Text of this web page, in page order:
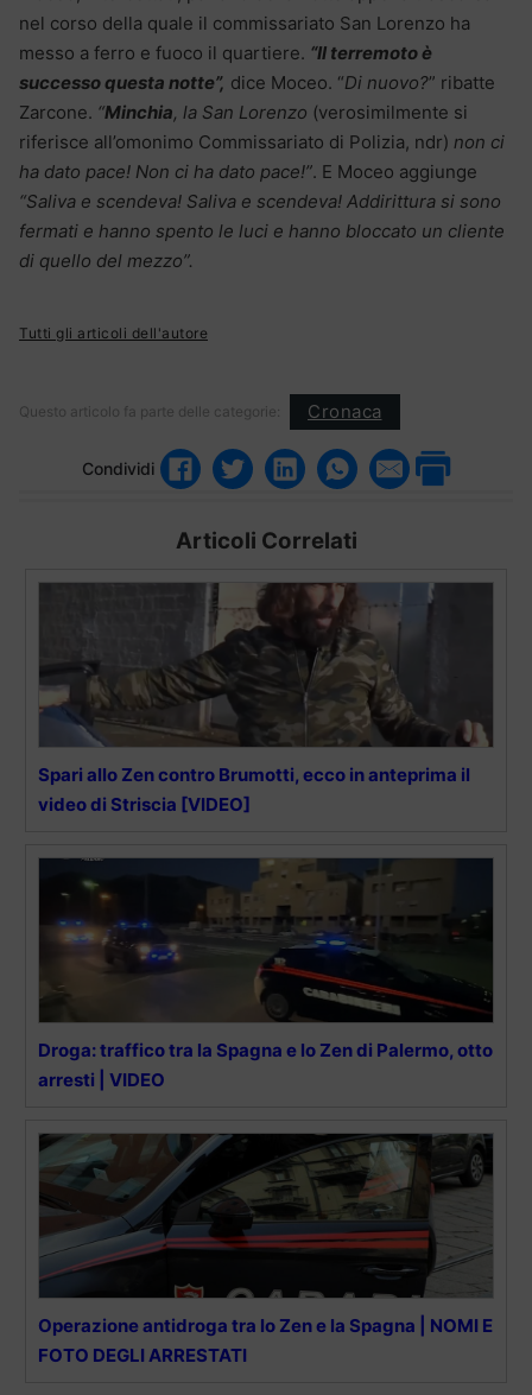
nel corso della quale il commissariato San Lorenzo ha
messo a ferro e fuoco il quartiere. “Il terremoto è
successo questa notte”, dice Moceo. “Di nuovo?” ribatte
Zarcone. “Minchia, la San Lorenzo (verosimilmente si
riferisce all’omonimo Commissariato di Polizia, ndr) non ci
ha dato pace! Non ci ha dato pace!”. E Moceo aggiunge
“Saliva e scendeva! Saliva e scendeva! Addirittura si sono
fermati e hanno spento le luci e hanno bloccato un cliente
di quello del mezzo”.
Tutti gli articoli dell'autore
Questo articolo fa parte delle categorie: Cronaca
Condividi
Articoli Correlati
Spari allo Zen contro Brumotti, ecco in anteprima il
video di Striscia [VIDEO]
Droga: traffico tra la Spagna e lo Zen di Palermo, otto
arresti | VIDEO
Operazione antidroga tra lo Zen e la Spagna | NOMI E
FOTO DEGLI ARRESTATI